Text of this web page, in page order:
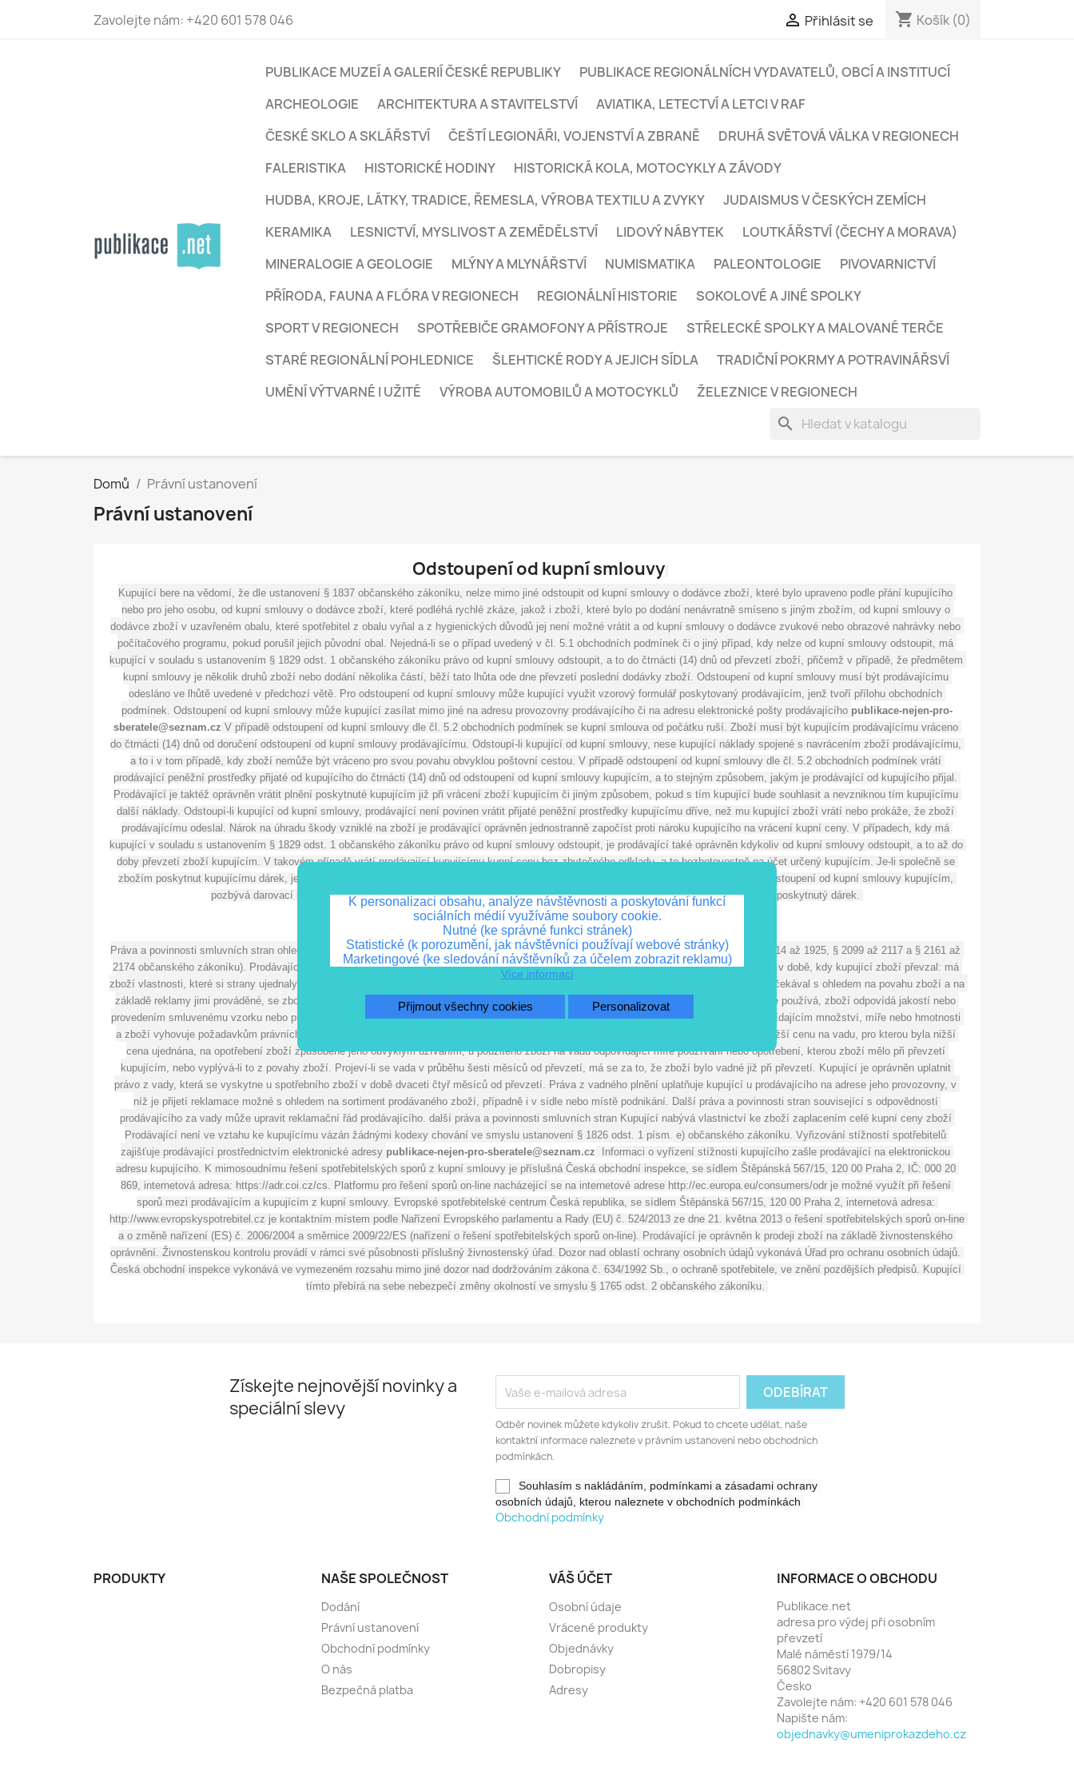
K personalizaci obsahu, analýze návštěvnosti a poskytování funkcí
sociálních médií využíváme soubory cookie.
Nutné (ke správné funkci stránek)
Statistické (k porozumění, jak návštěvníci používají webové stránky)
Marketingové (ke sledování návštěvníků za účelem zobrazit reklamu)
Více informací
Přijmout všechny cookies Personalizovat
Zavolejte nám: +420 601 578 046  Přihlásit se shopping_cart Košík (0)
PUBLIKACE MUZEÍ A GALERIÍ ČESKÉ REPUBLIKY
PUBLIKACE REGIONÁLNÍCH VYDAVATELŮ, OBCÍ A INSTITUCÍ
ARCHEOLOGIE
ARCHITEKTURA A STAVITELSTVÍ
AVIATIKA, LETECTVÍ A LETCI V RAF
ČESKÉ SKLO A SKLÁŘSTVÍ
ČEŠTÍ LEGIONÁŘI, VOJENSTVÍ A ZBRANĚ
DRUHÁ SVĚTOVÁ VÁLKA V REGIONECH
FALERISTIKA
HISTORICKÉ HODINY
HISTORICKÁ KOLA, MOTOCYKLY A ZÁVODY
HUDBA, KROJE, LÁTKY, TRADICE, ŘEMESLA, VÝROBA TEXTILU A ZVYKY
JUDAISMUS V ČESKÝCH ZEMÍCH
KERAMIKA
LESNICTVÍ, MYSLIVOST A ZEMĚDĚLSTVÍ LIDOVÝ NÁBYTEK
LOUTKÁŘSTVÍ (ČECHY A MORAVA)
MINERALOGIE A GEOLOGIE
MLÝNY A MLYNÁŘSTVÍ NUMISMATIKA PALEONTOLOGIE
PIVOVARNICTVÍ
PŘÍRODA, FAUNA A FLÓRA V REGIONECH
REGIONÁLNÍ HISTORIE
SOKOLOVÉ A JINÉ SPOLKY
SPORT V REGIONECH
SPOTŘEBIČE GRAMOFONY A PŘÍSTROJE
STŘELECKÉ SPOLKY A MALOVANÉ TERČE
STARÉ REGIONÁLNÍ POHLEDNICE
ŠLEHTICKÉ RODY A JEJICH SÍDLA
TRADIČNÍ POKRMY A POTRAVINÁŘSVÍ
UMĚNÍ VÝTVARNÉ I UŽITÉ
VÝROBA AUTOMOBILŮ A MOTOCYKLŮ ŽELEZNICE V REGIONECH
search
Domů Právní ustanovení
Právní ustanovení
Odstoupení od kupní smlouvy
Kupující bere na vědomí, že dle ustanovení § 1837 občanského zákoníku, nelze mimo jiné odstoupit od kupní smlouvy o dodávce zboží, které bylo upraveno podle přání kupujícího
nebo pro jeho osobu, od kupní smlouvy o dodávce zboží, které podléhá rychlé zkáze, jakož i zboží, které bylo po dodání nenávratně smíseno s jiným zbožím, od kupní smlouvy o
dodávce zboží v uzavřeném obalu, které spotřebitel z obalu vyňal a z hygienických důvodů jej není možné vrátit a od kupní smlouvy o dodávce zvukové nebo obrazové nahrávky nebo
počítačového programu, pokud porušil jejich původní obal. Nejedná-li se o případ uvedený v čl. 5.1 obchodních podmínek či o jiný případ, kdy nelze od kupní smlouvy odstoupit, má
kupující v souladu s ustanovením § 1829 odst. 1 občanského zákoníku právo od kupní smlouvy odstoupit, a to do čtrnácti (14) dnů od převzetí zboží, přičemž v případě, že předmětem
kupní smlouvy je několik druhů zboží nebo dodání několika částí, běží tato lhůta ode dne převzetí poslední dodávky zboží. Odstoupení od kupní smlouvy musí být prodávajícímu
odesláno ve lhůtě uvedené v předchozí větě. Pro odstoupení od kupní smlouvy může kupující využit vzorový formulář poskytovaný prodávajícím, jenž tvoří přílohu obchodních
podmínek. Odstoupení od kupní smlouvy může kupující zasílat mimo jiné na adresu provozovny prodávajícího či na adresu elektronické pošty prodávajícího publikace-nejen-pro-
sberatele@seznam.cz V případě odstoupení od kupní smlouvy dle čl. 5.2 obchodních podmínek se kupní smlouva od počátku ruší. Zboží musí být kupujícím prodávajícímu vráceno
do čtrnácti (14) dnů od doručení odstoupení od kupní smlouvy prodávajícímu. Odstoupí-li kupující od kupní smlouvy, nese kupující náklady spojené s navrácením zboží prodávajícímu,
a to i v tom případě, kdy zboží nemůže být vráceno pro svou povahu obvyklou poštovní cestou. V případě odstoupení od kupní smlouvy dle čl. 5.2 obchodních podmínek vrátí
prodávající peněžní prostředky přijaté od kupujícího do čtrnácti (14) dnů od odstoupení od kupní smlouvy kupujícím, a to stejným způsobem, jakým je prodávající od kupujícího přijal.
Prodávající je taktéž oprávněn vrátit plnění poskytnuté kupujícím již při vrácení zboží kupujícím či jiným způsobem, pokud s tím kupující bude souhlasit a nevzniknou tím kupujícímu
další náklady. Odstoupí-li kupující od kupní smlouvy, prodávající není povinen vrátit přijaté peněžní prostředky kupujícímu dříve, než mu kupující zboží vrátí nebo prokáže, že zboží
prodávajícímu odeslal. Nárok na úhradu škody vzniklé na zboží je prodávající oprávněn jednostranně započíst proti nároku kupujícího na vrácení kupní ceny. V případech, kdy má
kupující v souladu s ustanovením § 1829 odst. 1 občanského zákoníku právo od kupní smlouvy odstoupit, je prodávající také oprávněn kdykoliv od kupní smlouvy odstoupit, a to až do
doby převzetí zboží kupujícím. V takovém případě vrátí prodávající kupujícímu kupní cenu bez zbytečného odkladu, a to bezhotovostně na účet určený kupujícím. Je-li společně se
zbožím poskytnut kupujícímu dárek, je darovací smlouva mezi prodávajícím a kupujícím uzavřena s rozvazovací podmínkou, že dojde-li k odstoupení od kupní smlouvy kupujícím,
pozbývá darovací smlouva ohledně takového dárku účinnosti a kupující je povinen spolu se zbožím prodávajícímu vrátit i poskytnutý dárek.
Práva z Vadného plnění
Práva a povinnosti smluvních stran ohledně práv z vadného plnění se řídí příslušnými obecně závaznými předpisy (zejména ustanoveními § 1914 až 1925, § 2099 až 2117 a § 2161 až
2174 občanského zákoníku). Prodávající odpovídá kupujícímu, že zboží při převzetí nemá vady. Zejména prodávající odpovídá kupujícímu, že v době, kdy kupující zboží převzal: má
zboží vlastnosti, které si strany ujednaly, a chybí-li ujednání, má takové vlastnosti, které prodávající nebo výrobce popsal nebo které kupující očekával s ohledem na povahu zboží a na
základě reklamy jimi prováděné, se zboží hodí k účelu, který pro jeho použití prodávající uvádí nebo ke kterému se zboží tohoto druhu obvykle používá, zboží odpovídá jakostí nebo
provedením smluvenému vzorku nebo předloze, byla-li jakost nebo provedení určeno podle smluveného vzorku nebo předlohy, je zboží v odpovídajícím množství, míře nebo hmotnosti
a zboží vyhovuje požadavkům právních předpisů. Ustanovení uvedená v čl. 7.2 obchodních podmínek se nepoužijí u zboží prodávaného za nižší cenu na vadu, pro kterou byla nižší
cena ujednána, na opotřebení zboží způsobené jeho obvyklým užíváním, u použitého zboží na vadu odpovídající míře používání nebo opotřebení, kterou zboží mělo při převzetí
kupujícím, nebo vyplývá-li to z povahy zboží. Projeví-li se vada v průběhu šesti měsíců od převzetí, má se za to, že zboží bylo vadné již při převzetí. Kupující je oprávněn uplatnit
právo z vady, která se vyskytne u spotřebního zboží v době dvaceti čtyř měsíců od převzetí. Práva z vadného plnění uplatňuje kupující u prodávajícího na adrese jeho provozovny, v
níž je přijetí reklamace možné s ohledem na sortiment prodávaného zboží, případně i v sídle nebo místě podnikání. Další práva a povinnosti stran související s odpovědností
prodávajícího za vady může upravit reklamační řád prodávajícího. další práva a povinnosti smluvních stran Kupující nabývá vlastnictví ke zboží zaplacením celé kupní ceny zboží
Prodávající není ve vztahu ke kupujícímu vázán žádnými kodexy chování ve smyslu ustanovení § 1826 odst. 1 písm. e) občanského zákoníku. Vyřizování stížností spotřebitelů
zajišťuje prodávající prostřednictvím elektronické adresy publikace-nejen-pro-sberatele@seznam.cz
Informaci o vyřízení stížnosti kupujícího zašle prodávající na elektronickou
adresu kupujícího. K mimosoudnímu řešení spotřebitelských sporů z kupní smlouvy je příslušná Česká obchodní inspekce, se sídlem Štěpánská 567/15, 120 00 Praha 2, IČ: 000 20
869, internetová adresa: https://adr.coi.cz/cs. Platformu pro řešení sporů on-line nacházející se na internetové adrese http://ec.europa.eu/consumers/odr je možné využít při řešení
sporů mezi prodávajícím a kupujícím z kupní smlouvy. Evropské spotřebitelské centrum Česká republika, se sídlem Štěpánská 567/15, 120 00 Praha 2, internetová adresa:
http://www.evropskyspotrebitel.cz je kontaktním místem podle Nařízení Evropského parlamentu a Rady (EU) č. 524/2013 ze dne 21. května 2013 o řešení spotřebitelských sporů on-line
a o změně nařízení (ES) č. 2006/2004 a směrnice 2009/22/ES (nařízení o řešení spotřebitelských sporů on-line). Prodávající je oprávněn k prodeji zboží na základě živnostenského
oprávnění. Živnostenskou kontrolu provádí v rámci své působnosti příslušný živnostenský úřad. Dozor nad oblastí ochrany osobních údajů vykonává Úřad pro ochranu osobních údajů.
Česká obchodní inspekce vykonává ve vymezeném rozsahu mimo jiné dozor nad dodržováním zákona č. 634/1992 Sb., o ochraně spotřebitele, ve znění pozdějších předpisů. Kupující
tímto přebírá na sebe nebezpečí změny okolností ve smyslu § 1765 odst. 2 občanského zákoníku.
Získejte nejnovější novinky a
speciální slevy
Odběr novinek můžete kdykoliv zrušit. Pokud to chcete udělat, naše
kontaktní informace naleznete v právním ustanovení nebo obchodních
podmínkách.
Souhlasím s nakládáním, podmínkami a zásadami
Obchodní podmínky
PRODUKTY NAŠE SPOLEČNOST
Dodání
Právní ustanovení
Obchodní podmínky
O nás
Bezpečná platba
VÁŠ ÚČET
Osobní údaje
Vrácené produkty
Objednávky
Dobropisy
Adresy
INFORMACE O OBCHODU
Publikace.net
adresa pro výdej při osobním
převzetí
Malé náměstí 1979/14
56802 Svitavy
Česko
Zavolejte nám: +420 601 578 046
Napište nám:
objednavky@umeniprokazdeho.cz